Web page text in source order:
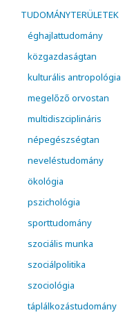
TUDOMÁNYTERÜLETEK
éghajlattudomány
közgazdaságtan
kulturális antropológia
megelőző orvostan
multidiszciplináris
népegészségtan
neveléstudomány
ökológia
pszichológia
sporttudomány
szociális munka
szociálpolitika
szociológia
táplálkozástudomány